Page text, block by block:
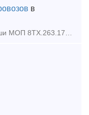
в
ООО «Кортдеталь» продает вкладыши МОП 8ТХ.263.178/179. Цена с НДС. Организуем доставку из Ижевска.